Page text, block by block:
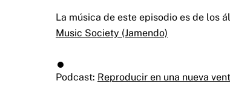
La música de este episodio es de los
Music Society (Jamendo)
Podcast: Reproducir en una nueva